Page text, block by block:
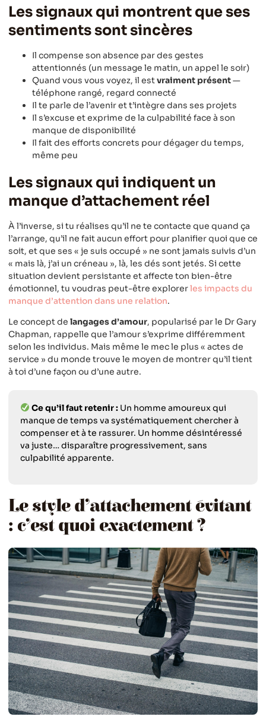
Les signaux qui montrent que ses
sentiments sont sincères
Il compense son absence par des gestes
attentionnés (un message le matin, un appel le soir)
Quand vous vous voyez, il estvraiment présent—
téléphone rangé, regard connecté
Il te parle de l’avenir et t’intègre dans ses projets
Il s’excuse et exprime de la culpabilité face à son
manque de disponibilité
Il fait des efforts concrets pour dégager du temps,
même peu
Les signaux qui indiquent un
manque d’attachement réel
À l’inverse, si tu réalises qu’il ne te contacte que quand ça
l’arrange, qu’il ne fait aucun effort pour planifier quoi que ce
soit, et que ses « je suis occupé » ne sont jamais suivis d’un
« mais là, j’ai un créneau », là, les dés sont jetés. Si cette
situation devient persistante et affecte ton bien-être
émotionnel, tu voudras peut-être explorerles impacts du
manque d’attention dans une relation.
Le concept de langages d’amour, popularisé par le Dr Gary
Chapman, rappelle que l’amour s’exprime différemment
selon les individus. Mais même le mec le plus « actes de
service » du monde trouve le moyen de montrer qu’il tient
à toi d’une façon ou d’une autre.
Ce qu’il faut retenir :Un homme amoureux qui
manque de temps va systématiquement chercher à
compenser et à te rassurer. Un homme désintéressé
va juste… disparaître progressivement, sans
culpabilité apparente.
Le style d’attachement évitant
: c’est quoi exactement ?